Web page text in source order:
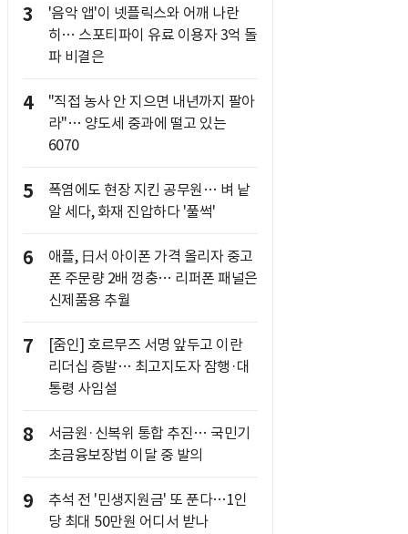
3
'음악 앱'이 넷플릭스와 어깨 나란
히… 스포티파이 유료 이용자 3억 돌
파 비결은
4
"직접 농사 안 지으면 내년까지 팔아
라"… 양도세 중과에 떨고 있는
6070
5
폭염에도 현장 지킨 공무원… 벼 낱
알 세다, 화재 진압하다 '풀썩'
6
애플, 日서 아이폰 가격 올리자 중고
폰 주문량 2배 껑충… 리퍼폰 패널은
신제품용 추월
7
[줌인] 호르무즈 서명 앞두고 이란
리더십 증발… 최고지도자 잠행·대
통령 사임설
8
서금원·신복위 통합 추진… 국민기
초금융보장법 이달 중 발의
9
추석 전 '민생지원금' 또 푼다…1인
당 최대 50만원 어디서 받나